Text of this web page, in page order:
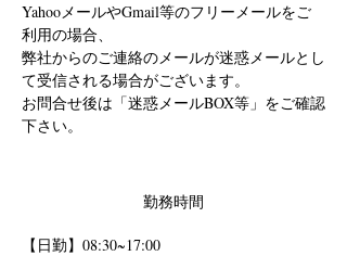
YahooメールやGmail等のフリーメールをご
利用の場合、
弊社からのご連絡のメールが迷惑メールとし
て受信される場合がございます。
お問合せ後は「迷惑メールBOX等」をご確認
下さい。
勤務時間
【日勤】08:30~17:00